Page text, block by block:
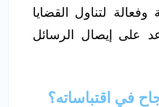
لتناول القضايا
على إيصال الرسائل
في اقتباساته؟